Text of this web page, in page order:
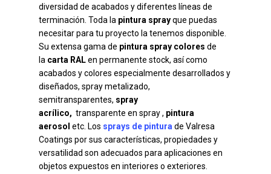
diversidad de acabados y diferentes líneas de
terminación. Toda la pintura sprayque puedas
necesitar para tu proyecto la tenemos disponible.
Su extensa gama de pintura spray colores de
la carta RALen permanente stock, así como
acabados y colores especialmente desarrollados y
diseñados, spray metalizado,
semitransparentes, spray
acrílico, transparente en spray , pintura
aerosol etc. Los sprays de pintura de Valresa
Coatings por sus características, propiedades y
versatilidad son adecuados para aplicaciones en
objetos expuestos en interiores o exteriores.